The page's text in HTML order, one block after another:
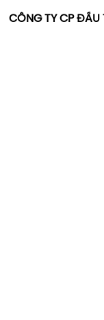
CÔNG TY CP ĐẦU